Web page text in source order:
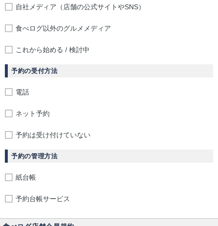
自社メディア（店舗の公式サイトやSNS）
食べログ以外のグルメメディア
これから始める / 検討中
予約の受付方法
電話
ネット予約
予約は受け付けていない
予約の管理方法
紙台帳
予約台帳サービス